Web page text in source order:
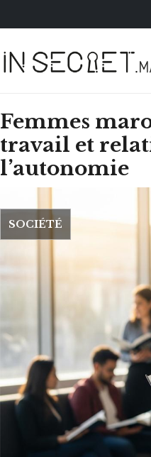
Femmes
travail et
l’autonomie
SOCIÉTÉ
VOTRE ASTRO
LUNDI 23 FÉVRIER